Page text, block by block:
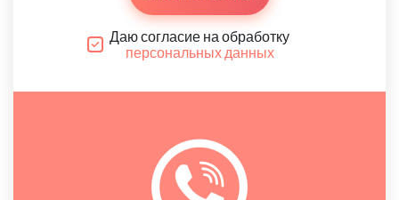
Даю согласие на обработку
персональных данных